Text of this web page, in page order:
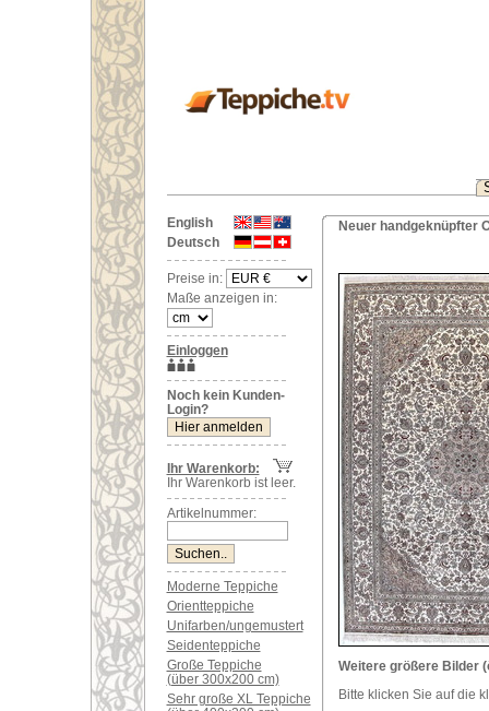
English
Deutsch
Preise in:
Maße anzeigen in:
Einloggen
Noch kein Kunden-
Login?
Ihr Warenkorb:
Ihr Warenkorb ist leer.
Artikelnummer:
Moderne Teppiche
Orientteppiche
Unifarben/ungemustert
Seidenteppiche
Große Teppiche
(über 300x200 cm)
Sehr große XL Teppiche
Neuer handgeknüpfter
Weitere größere Bilder
Bitte klicken Sie auf die